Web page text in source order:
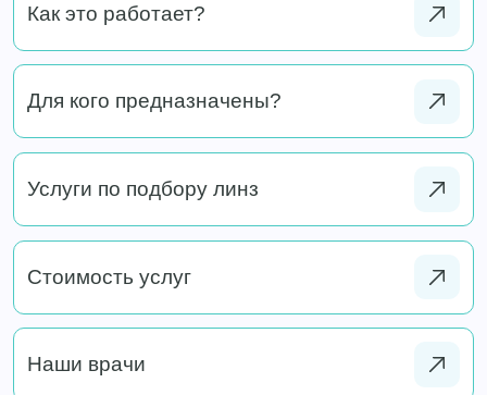
Как это работает?
Для кого предназначены?
Услуги по подбору линз
Стоимость услуг
Наши врачи